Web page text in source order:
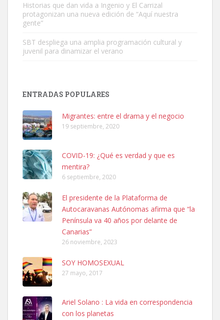
Leales.org » Gran Canaria
SHIBA PERDIDO AVDA JOSE MESA Y LOPEZ
PERRO MACHO RAZA SHIBA CON MICROCHIP PERDIDO HOY
06/07/2025 ZONA MESA Y LOPEZ. ES MUY ASUSTADIZO
Leales.org » Gran Canaria
6.7.2025
Ninfa perdida
El día 5 se los perdió una ninfa papillera, asustada tiene miedo a la
Historias que dan vida a Ingenio y El Carrizal
protagonizan una nueva edición de “Aquí nuestra
gente”
SBT despliega una amplia programación cultural y
juvenil para dinamizar el verano
ENTRADAS POPULARES
Migrantes: entre el drama y el negocio
19 septiembre, 2020
COVID-19: ¿Qué es verdad y que es
mentira?
6 septiembre, 2020
El presidente de la Plataforma de
Autocaravanas Autónomas afirma que “la
Península va 40 años por delante de
Canarias”
26 noviembre, 2023
SOY HOMOSEXUAL
27 mayo, 2017
Ariel Solano : La vida en correspondencia
con los planetas